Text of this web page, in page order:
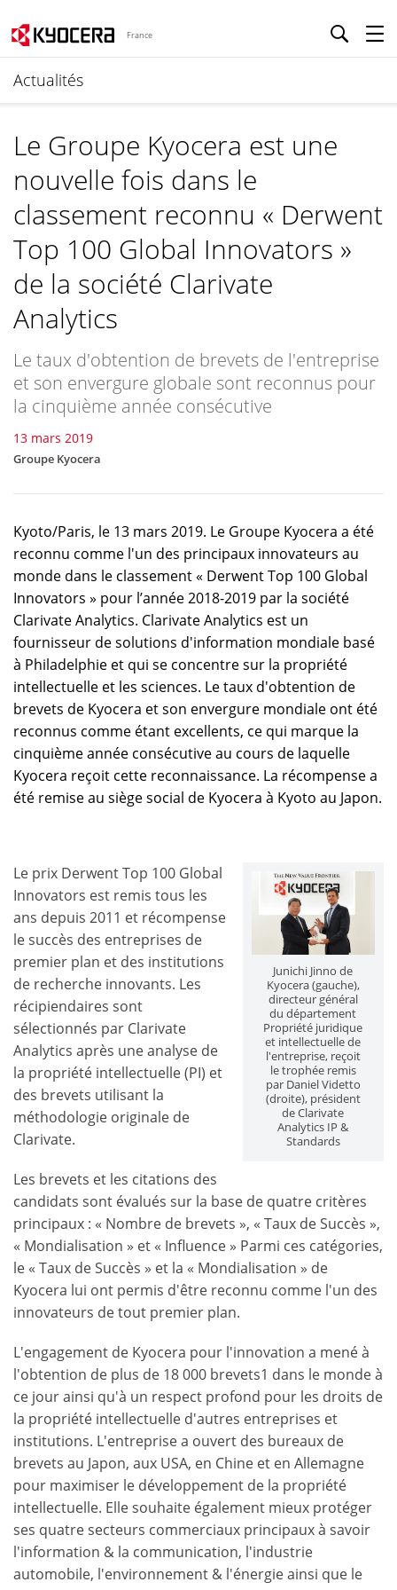
France
Actualités
Le Groupe Kyocera est une
nouvelle fois dans le
classement reconnu « Derwent
Top 100 Global Innovators »
de la société Clarivate
Analytics
Le taux d'obtention de brevets de l'entreprise
et son envergure globale sont reconnus pour
la cinquième année consécutive
13 mars 2019
Groupe Kyocera
Kyoto/Paris, le 13 mars 2019. Le Groupe Kyocera a été
reconnu comme l'un des principaux innovateurs au
monde dans le classement « Derwent Top 100 Global
Innovators » pour l’année 2018-2019 par la société
Clarivate Analytics. Clarivate Analytics est un
fournisseur de solutions d'information mondiale basé
à Philadelphie et qui se concentre sur la propriété
intellectuelle et les sciences. Le taux d'obtention de
brevets de Kyocera et son envergure mondiale ont été
reconnus comme étant excellents, ce qui marque la
cinquième année consécutive au cours de laquelle
Kyocera reçoit cette reconnaissance. La récompense a
été remise au siège social de Kyocera à Kyoto au Japon.
Junichi Jinno de
Kyocera (gauche),
directeur général
du département
Propriété juridique
et intellectuelle de
l'entreprise, reçoit
le trophée remis
par Daniel Videtto
(droite), président
de Clarivate
Analytics IP &
Standards
Le prix Derwent Top 100 Global
Innovators est remis tous les
ans depuis 2011 et récompense
le succès des entreprises de
premier plan et des institutions
de recherche innovants. Les
récipiendaires sont
sélectionnés par Clarivate
Analytics après une analyse de
la propriété intellectuelle (PI) et
des brevets utilisant la
méthodologie originale de
Clarivate.
Les brevets et les citations des
candidats sont évalués sur la base de quatre critères
principaux : « Nombre de brevets », « Taux de Succès »,
« Mondialisation » et « Influence » Parmi ces catégories,
le « Taux de Succès » et la « Mondialisation » de
Kyocera lui ont permis d'être reconnu comme l'un des
innovateurs de tout premier plan.
L'engagement de Kyocera pour l'innovation a mené à
l'obtention de plus de 18 000 brevets1 dans le monde à
ce jour ainsi qu'à un respect profond pour les droits de
la propriété intellectuelle d'autres entreprises et
institutions. L'entreprise a ouvert des bureaux de
brevets au Japon, aux USA, en Chine et en Allemagne
pour maximiser le développement de la propriété
intellectuelle. Elle souhaite également mieux protéger
ses quatre secteurs commerciaux principaux à savoir
l'information & la communication, l'industrie
automobile, l'environnement & l'énergie ainsi que le